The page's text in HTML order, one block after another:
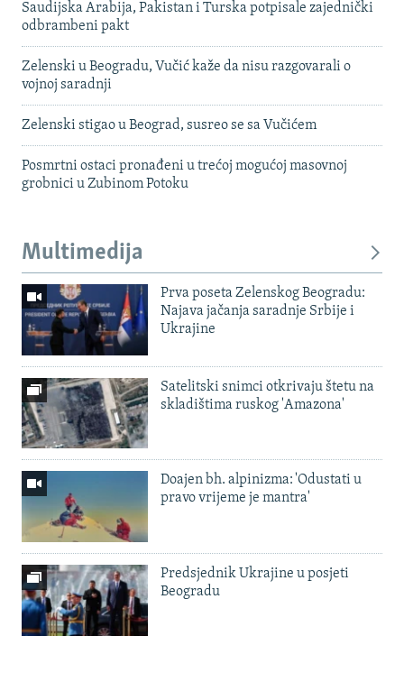
Saudijska Arabija, Pakistan i Turska potpisale zajednički
odbrambeni pakt
Zelenski u Beogradu, Vučić kaže da nisu razgovarali o
vojnoj saradnji
Zelenski stigao u Beograd, susreo se sa Vučićem
Posmrtni ostaci pronađeni u trećoj mogućoj masovnoj
grobnici u Zubinom Potoku
Multimedija
Prva poseta Zelenskog Beogradu:
Najava jačanja saradnje Srbije i
Ukrajine
Satelitski snimci otkrivaju štetu na
skladištima ruskog 'Amazona'
Doajen bh. alpinizma: 'Odustati u
pravo vrijeme je mantra'
Predsjednik Ukrajine u posjeti
Beogradu